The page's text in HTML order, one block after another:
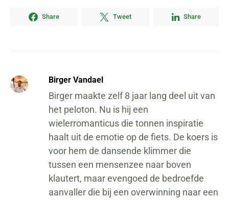
Share Tweet Share
Birger Vandael
Birger maakte zelf 8 jaar lang deel uit van
het peloton. Nu is hij een
wielerromanticus die tonnen inspiratie
haalt uit de emotie op de fiets. De koers is
voor hem de dansende klimmer die
tussen een mensenzee naar boven
klautert, maar evengoed de bedroefde
aanvaller die bij een overwinning naar een